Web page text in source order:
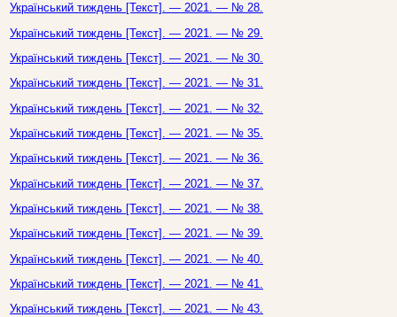
Український тиждень [Текст]. — 2021. — № 28.
Український тиждень [Текст]. — 2021. — № 29.
Український тиждень [Текст]. — 2021. — № 30.
Український тиждень [Текст]. — 2021. — № 31.
Український тиждень [Текст]. — 2021. — № 32.
Український тиждень [Текст]. — 2021. — № 35.
Український тиждень [Текст]. — 2021. — № 36.
Український тиждень [Текст]. — 2021. — № 37.
Український тиждень [Текст]. — 2021. — № 38.
Український тиждень [Текст]. — 2021. — № 39.
Український тиждень [Текст]. — 2021. — № 40.
Український тиждень [Текст]. — 2021. — № 41.
Український тиждень [Текст]. — 2021. — № 43.